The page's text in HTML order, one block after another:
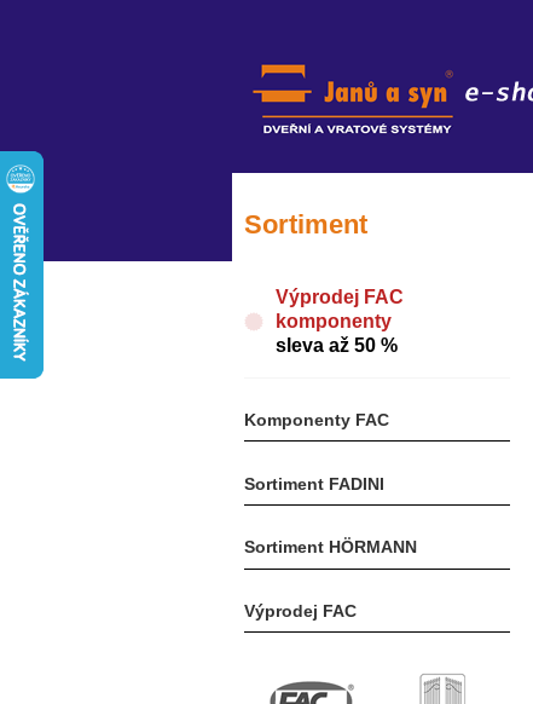
Sortiment
Výprodej FAC
komponenty
sleva až 50 %
Komponenty FAC
Sortiment FADINI
Sortiment HÖRMANN
Výprodej FAC